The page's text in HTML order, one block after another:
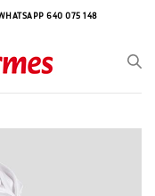
640 075 148